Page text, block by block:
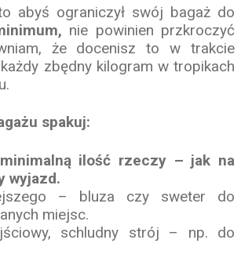
abyś ograniczył swój bagaż do
nie powinien przkroczyć
że docenisz to w trakcie
zbędny kilogram w tropikach
spakuj:
minimalną ilość rzeczy – jak na
wyjazd.
– bluza czy sweter do
miejsc.
schludny strój – np. do